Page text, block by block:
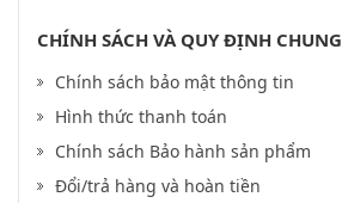
CHÍNH SÁCH VÀ QUY ĐỊNH CHUNG
Chính sách bảo mật thông tin
Hình thức thanh toán
Chính sách Bảo hành sản phẩm
Đổi/trả hàng và hoàn tiền